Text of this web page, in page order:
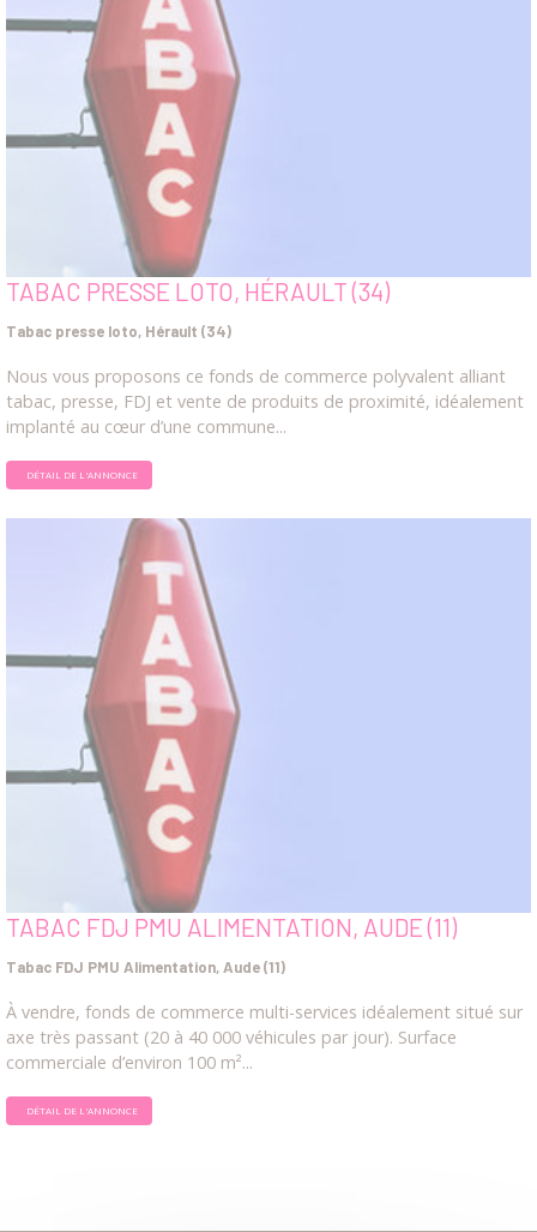
TABAC PRESSE LOTO, HÉRAULT (34)
Tabac presse loto, Hérault (34)
Nous vous proposons ce fonds de commerce polyvalent alliant
tabac, presse, FDJ et vente de produits de proximité, idéalement
implanté au cœur d’une commune...
DÉTAIL DE L'ANNONCE
TABAC FDJ PMU ALIMENTATION, AUDE (11)
Tabac FDJ PMU Alimentation, Aude (11)
À vendre, fonds de commerce multi-services idéalement situé sur
axe très passant (20 à 40 000 véhicules par jour). Surface
commerciale d’environ 100 m²...
DÉTAIL DE L'ANNONCE